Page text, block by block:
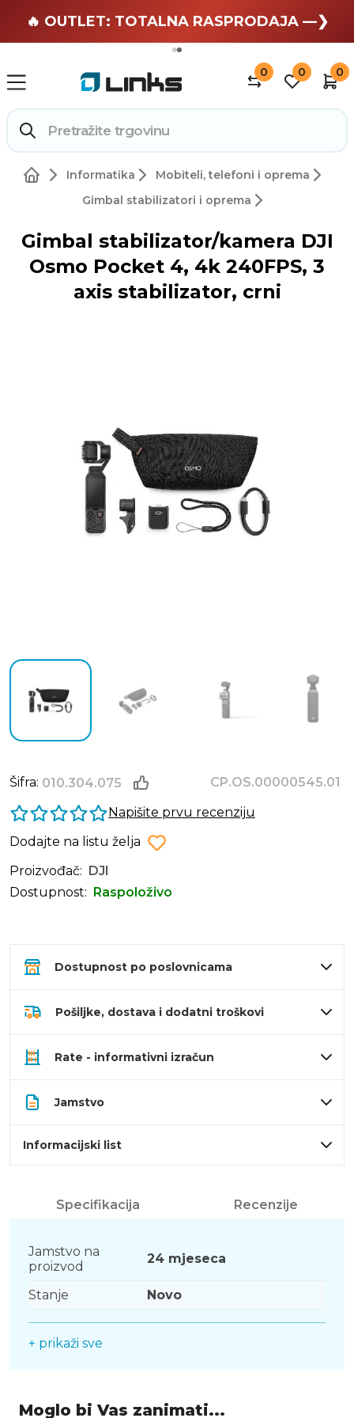
🏄 Zaslužuješ odmor —❯
🔥 OUTLET: TOTALNA RASPRODAJA —❯
0 0 0
Informatika
Mobiteli, telefoni i oprema
Gimbal stabilizatori i oprema
Gimbal stabilizator/kamera DJI
Osmo Pocket 4, 4k 240FPS, 3
axis stabilizator, crni
Šifra: 010.304.075
CP.OS.00000545.01
Napišite prvu recenziju
Dodajte na listu želja
Proizvođač:
DJI
Dostupnost:
Raspoloživo
Dostupnost po poslovnicama
Pošiljke, dostava i dodatni troškovi
Rate - informativni izračun
Jamstvo
Informacijski list
Specifikacija Recenzije
Jamstvo na
proizvod
24 mjeseca
Stanje Novo
+ prikaži sve
Moglo bi Vas zanimati...